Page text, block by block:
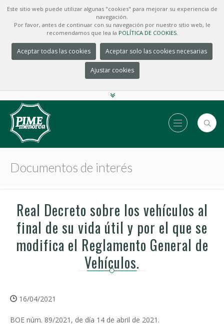
Este sitio web puede utilizar algunas "cookies" para mejorar su experiencia de
navegación.
Por favor, antes de continuar con su navegación por nuestro sitio web, le
recomendamos que lea la POLÍTICA DE COOKIES.
Aceptar todas las cookies Aceptar solo las cookies necesarias
Ajustar cookies
Documentos de interés
Real Decreto sobre los vehículos al
final de su vida útil y por el que se
modifica el Reglamento General de
Vehículos.
16/04/2021
BOE núm. 89/2021, de día 14 de abril de 2021.